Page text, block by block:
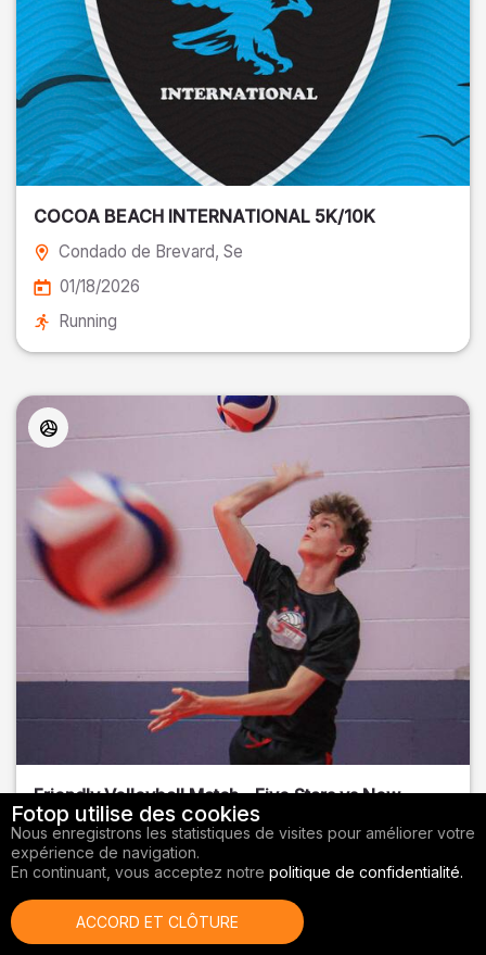
COCOA BEACH INTERNATIONAL 5K/10K
Condado de Brevard, Se
01/18/2026
Running
Friendly Volleyball Match - Five Stars vs New
Sports BR
Orange County, FL
Volley-ball
Fotop utilise des cookies
Nous enregistrons les statistiques de visites pour améliorer votre
expérience de navigation.
En continuant, vous acceptez notre politique de confidentialité.
ACCORD ET CLÔTURE